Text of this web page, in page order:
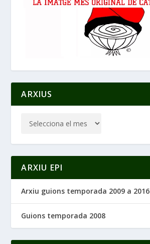
ARXIUS
ARXIU EPI
Arxiu guions temporada 2009 a 2016
Guions temporada 2008